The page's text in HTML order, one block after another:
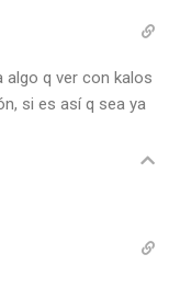
algo q ver con kalos
si es así q sea ya